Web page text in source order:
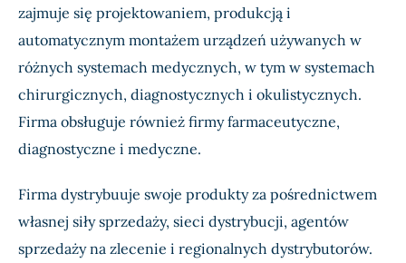
zajmuje się projektowaniem, produkcją i
automatycznym montażem urządzeń używanych w
różnych systemach medycznych, w tym w systemach
chirurgicznych, diagnostycznych i okulistycznych.
Firma obsługuje również firmy farmaceutyczne,
diagnostyczne i medyczne.
Firma dystrybuuje swoje produkty za pośrednictwem
własnej siły sprzedaży, sieci dystrybucji, agentów
sprzedaży na zlecenie i regionalnych dystrybutorów.